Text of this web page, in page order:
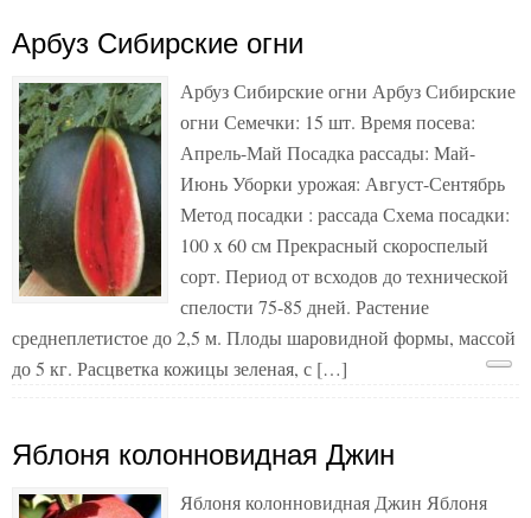
Арбуз Сибирские огни
Арбуз Сибирские огни Арбуз Сибирские
огни Семечки: 15 шт. Время посева:
Апрель-Май Посадка рассады: Май-
Июнь Уборки урожая: Август-Сентябрь
Метод посадки : рассада Схема посадки:
100 x 60 см Прекрасный скороспелый
сорт. Период от всходов до технической
спелости 75-85 дней. Растение
среднеплетистое до 2,5 м. Плоды шаровидной формы, массой
до 5 кг. Расцветка кожицы зеленая, с […]
Яблоня колонновидная Джин
Яблоня колонновидная Джин Яблоня